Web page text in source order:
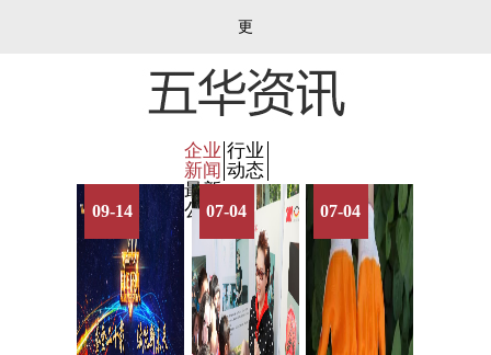
更
多
企业
新闻
行业
动态
最新
公告
09-14 07-04 07-04